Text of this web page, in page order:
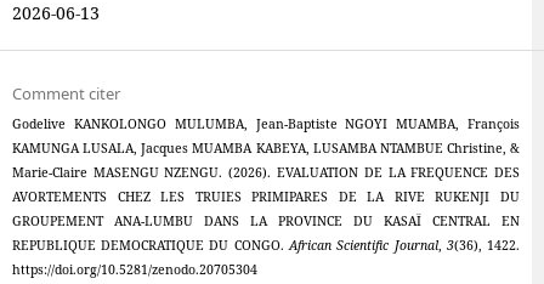
2026-06-13
Comment citer
Godelive KANKOLONGO MULUMBA, Jean-Baptiste NGOYI MUAMBA, François
KAMUNGA LUSALA, Jacques MUAMBA KABEYA, LUSAMBA NTAMBUE Christine, &
Marie-Claire MASENGU NZENGU. (2026). EVALUATION DE LA FREQUENCE DES
AVORTEMENTS CHEZ LES TRUIES PRIMIPARES DE LA RIVE RUKENJI DU
GROUPEMENT ANA-LUMBU DANS LA PROVINCE DU KASAÏ CENTRAL EN
REPUBLIQUE DEMOCRATIQUE DU CONGO.African Scientific Journal, 3(36), 1422.
https://doi.org/10.5281/zenodo.20705304